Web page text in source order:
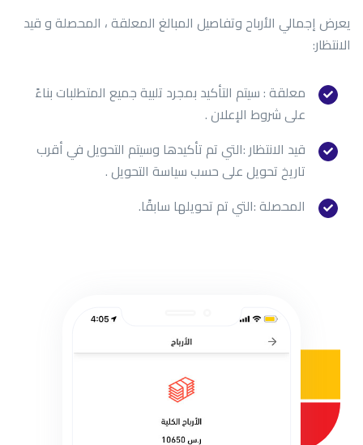
يعرض إجمالي الأرباح وتفاصيل المبالغ المعلقة ، المحصلة و قيد
الانتظار:
معلقة : سيتم التأكيد بمجرد تلبية جميع المتطلبات بناءً
على شروط الإعلان .
قيد الانتظار :التي تم تأكيدها وسيتم التحويل في أقرب
تاريخ تحويل على حسب سياسة التحويل .
المحصلة :التي تم تحويلها سابقًا.